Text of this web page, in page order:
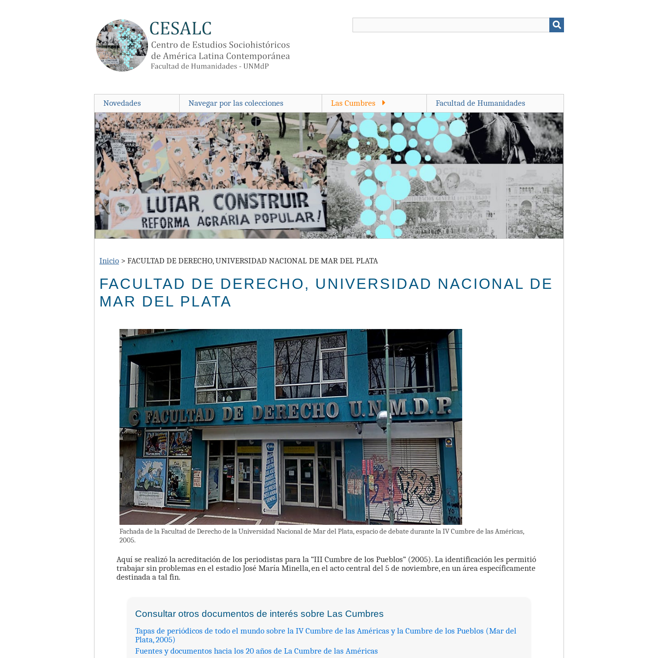
Novedades Navegar por las colecciones Las Cumbres Facultad de Humanidades
Inicio > FACULTAD DE DERECHO, UNIVERSIDAD NACIONAL DE MAR DEL PLATA
FACULTAD DE DERECHO, UNIVERSIDAD NACIONAL DE
MAR DEL PLATA
Fachada de la Facultad de Derecho de la Universidad Nacional de Mar del Plata, espacio de debate durante la IV Cumbre de las Américas,
2005.
Aquí se realizó la acreditación de los periodistas para la “III Cumbre de los Pueblos” (2005). La identificación les permitió
trabajar sin problemas en el estadio José María Minella, en el acto central del 5 de noviembre, en un área específicamente
destinada a tal fin.
Consultar otros documentos de interés sobre Las Cumbres
Tapas de periódicos de todo el mundo sobre la IV Cumbre de las Américas y la Cumbre de los Pueblos (Mar del
Plata, 2005)
Fuentes y documentos hacia los 20 años de La Cumbre de las Américas